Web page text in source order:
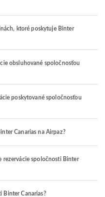
ktoré poskytuje Binter
obsluhované spoločnosťou
poskytované spoločnosťou
Canarias na Airpaz?
rezervácie spoločnosti Binter
Binter Canarias?